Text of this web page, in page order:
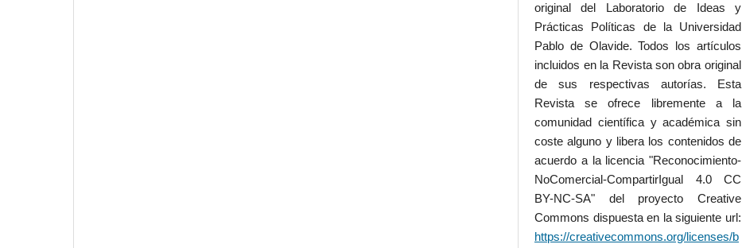
original del Laboratorio de Ideas y
Prácticas Políticas de la Universidad
Pablo de Olavide. Todos los artículos
incluidos en la Revista son obra original
de sus respectivas autorías. Esta
Revista se ofrece libremente a la
comunidad científica y académica sin
coste alguno y libera los contenidos de
acuerdo a la licencia "Reconocimiento-
NoComercial-CompartirIgual 4.0 CC
BY-NC-SA" del proyecto Creative
Commons dispuesta en la siguiente url:
https://creativecommons.org/licenses/b